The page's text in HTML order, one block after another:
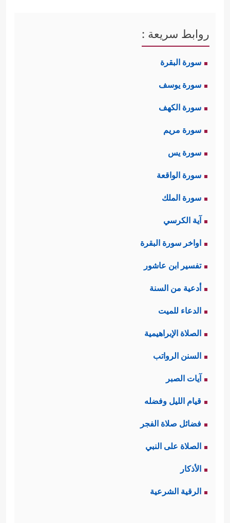
روابط سريعة :
سورة البقرة
سورة يوسف
سورة الكهف
سورة مريم
سورة يس
سورة الواقعة
سورة الملك
آية الكرسي
اواخر سورة البقرة
تفسير ابن عاشور
أدعية من السنة
الدعاء للميت
الصلاة الإبراهيمية
السنن الرواتب
آيات الصبر
قيام الليل وفضله
فضائل صلاة الفجر
الصلاة على النبي
الأذكار
الرقية الشرعية